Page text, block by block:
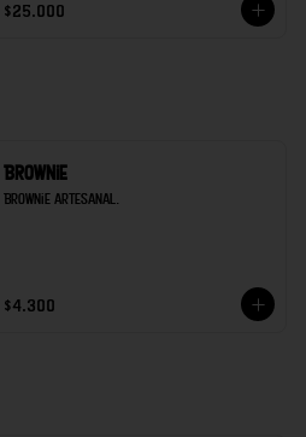
$25.000
Brownie
Brownie artesanal.
$4.300